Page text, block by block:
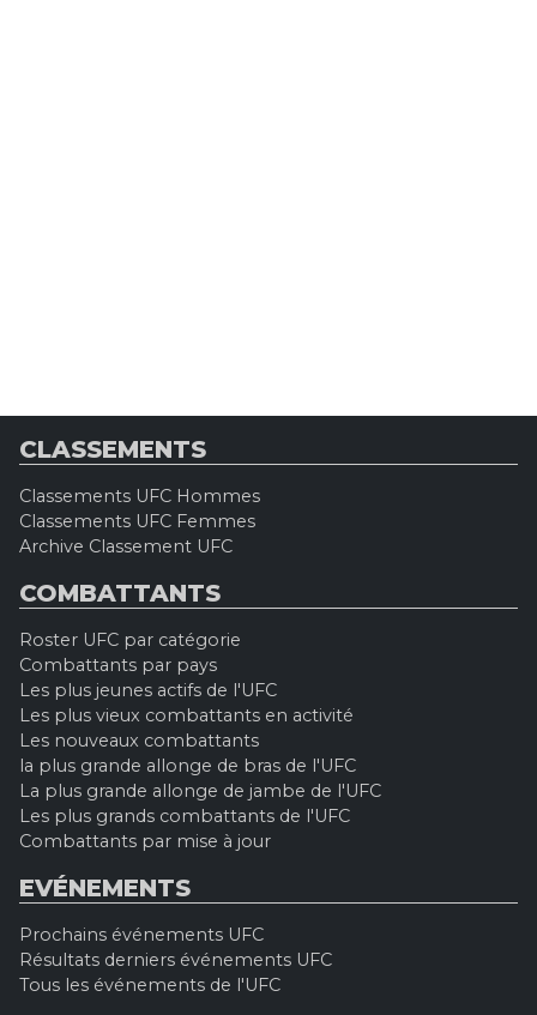
CLASSEMENTS
Classements UFC Hommes
Classements UFC Femmes
Archive Classement UFC
COMBATTANTS
Roster UFC par catégorie
Combattants par pays
Les plus jeunes actifs de l'UFC
Les plus vieux combattants en activité
Les nouveaux combattants
la plus grande allonge de bras de l'UFC
La plus grande allonge de jambe de l'UFC
Les plus grands combattants de l'UFC
Combattants par mise à jour
EVÉNEMENTS
Prochains événements UFC
Résultats derniers événements UFC
Tous les événements de l'UFC